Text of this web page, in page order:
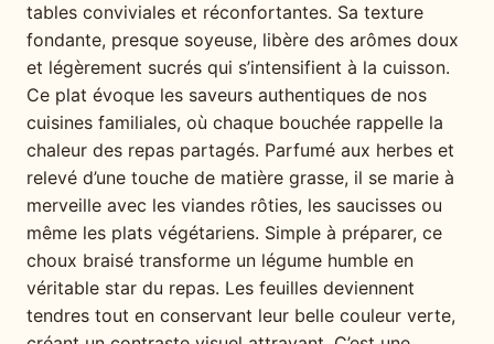
tables conviviales et réconfortantes. Sa texture
fondante, presque soyeuse, libère des arômes doux
et légèrement sucrés qui s’intensifient à la cuisson.
Ce plat évoque les saveurs authentiques de nos
cuisines familiales, où chaque bouchée rappelle la
chaleur des repas partagés. Parfumé aux herbes et
relevé d’une touche de matière grasse, il se marie à
merveille avec les viandes rôties, les saucisses ou
même les plats végétariens. Simple à préparer, ce
choux braisé transforme un légume humble en
véritable star du repas. Les feuilles deviennent
tendres tout en conservant leur belle couleur verte,